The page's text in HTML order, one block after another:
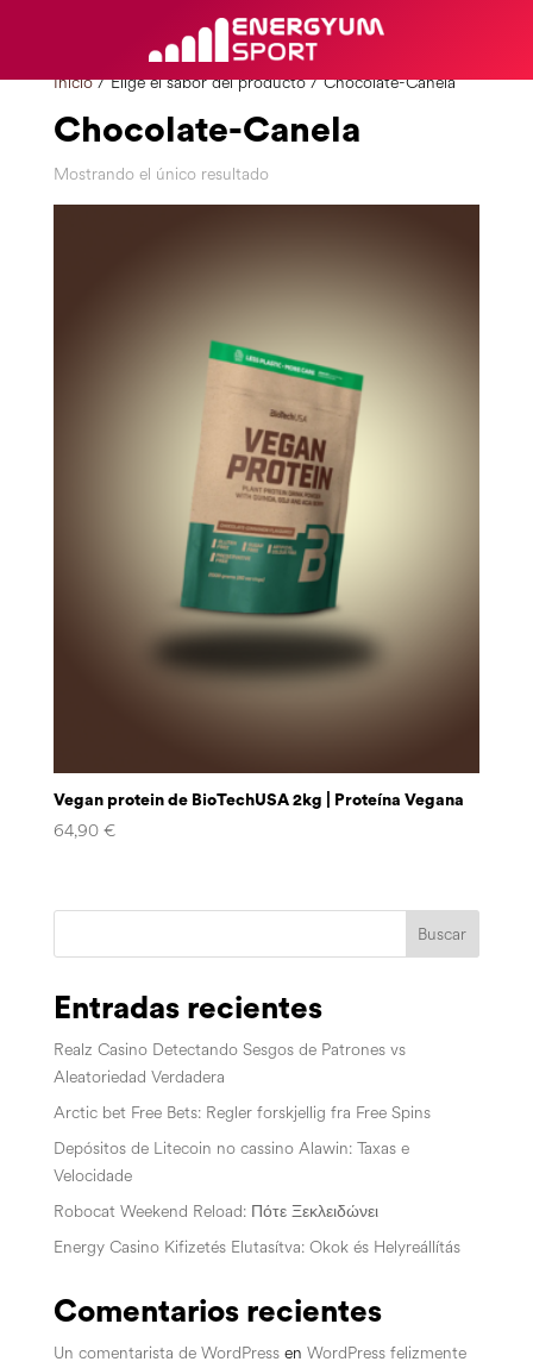
Inicio/ Elige el sabor del producto / Chocolate-Canela
Chocolate-Canela
Mostrando el único resultado
Vegan protein de BioTechUSA 2kg | Proteína Vegana
64,90 €
Buscar
Entradas recientes
Realz Casino Detectando Sesgos de Patrones vs
Aleatoriedad Verdadera
Arctic bet Free Bets: Regler forskjellig fra Free Spins
Depósitos de Litecoin no cassino Alawin: Taxas e
Velocidade
Robocat Weekend Reload: Πότε Ξεκλειδώνει
Energy Casino Kifizetés Elutasítva: Okok és Helyreállítás
Comentarios recientes
Un comentarista de WordPressen WordPress felizmente